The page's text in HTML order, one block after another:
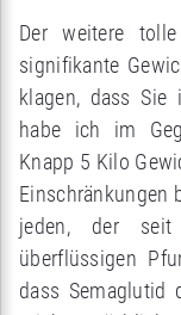
Der weitere
signifikante
klagen, dass Sie
habe ich im
Knapp 5 Kilo
Einschränkungen
jeden, der seit
überflüssigen
dass Semaglutid